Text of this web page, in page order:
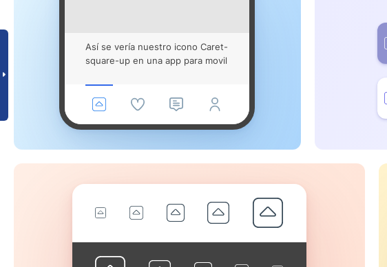
Así se vería nuestro icono Caret-
square-up en una app para movil